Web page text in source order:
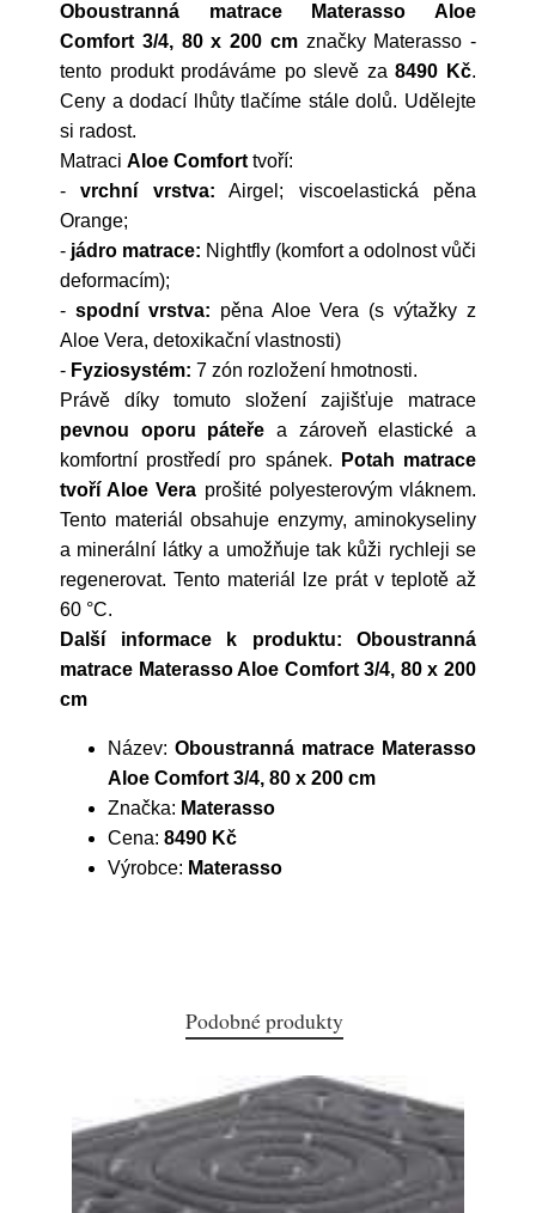
Oboustranná matrace Materasso Aloe
Comfort 3/4, 80 x 200 cmznačky Materasso -
tento produkt prodáváme po slevě za8490 Kč.
Ceny a dodací lhůty tlačíme stále dolů. Udělejte
si radost.
Matraci Aloe Comfort tvoří:
-vrchní vrstva: Airgel; viscoelastická pěna
Orange;
- jádro matrace: Nightfly (komfort a odolnost vůči
deformacím);
- spodní vrstva: pěna Aloe Vera (s výtažky z
Aloe Vera, detoxikační vlastnosti)
- Fyziosystém: 7 zón rozložení hmotnosti.
Právě díky tomuto složení zajišťuje matrace
pevnou oporu páteře a zároveň elastické a
komfortní prostředí pro spánek.
Potah matrace
tvoří Aloe Vera prošité polyesterovým vláknem.
Tento materiál obsahuje enzymy, aminokyseliny
a minerální látky a umožňuje tak kůži rychleji se
regenerovat. Tento materiál lze prát v teplotě až
60 °C.
Další informace k produktu: Oboustranná
matrace Materasso Aloe Comfort 3/4, 80 x 200
cm
Název: Oboustranná matrace Materasso
Aloe Comfort 3/4, 80 x 200 cm
Značka: Materasso
Cena: 8490 Kč
Výrobce: Materasso
Podobné produkty